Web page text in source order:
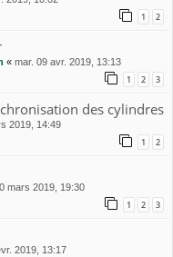
1 2
« mar. 09 avr. 2019, 13:13
1 2 3
des cylindres
2019, 14:49
1 2
mars 2019, 19:30
1 2 3
2019, 13:17